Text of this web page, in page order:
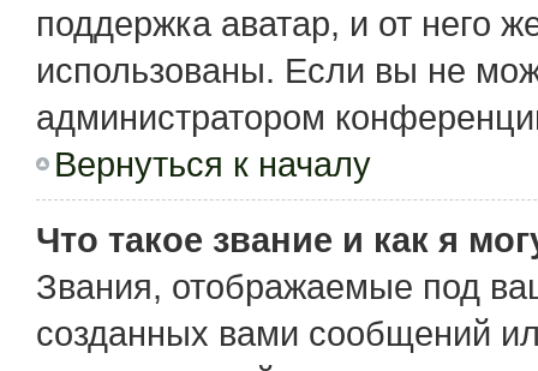
поддержка аватар, и от него
использованы. Если вы не
администратором
Вернуться к началу
Что такое звание и как я
Звания, отображаемые под
созданных вами сообщений